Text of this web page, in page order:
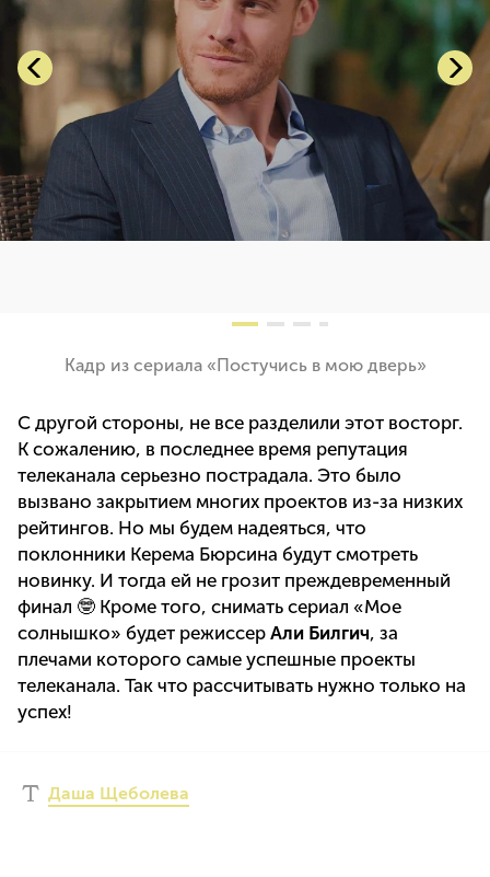
Кадр из сериала «Постучись в мою дверь»
С другой стороны, не все разделили этот восторг.
К сожалению, в последнее время репутация
телеканала серьезно пострадала. Это было
вызвано закрытием многих проектов из-за низких
рейтингов. Но мы будем надеяться, что
поклонники Керема Бюрсина будут смотреть
новинку. И тогда ей не грозит преждевременный
финал 🤓 Кроме того, снимать сериал «Мое
солнышко» будет режиссер Али Билгич, за
плечами которого самые успешные проекты
телеканала. Так что рассчитывать нужно только на
успех!
Даша Щеболева